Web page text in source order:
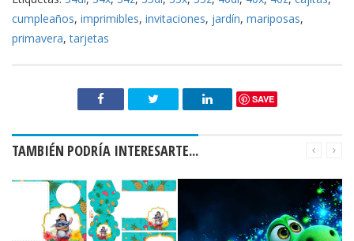
cumpleaños, imprimibles, invitaciones, jardín, mariposas,
primavera,tarjetas
SAVE
TAMBIÉN PODRÍA INTERESARTE...